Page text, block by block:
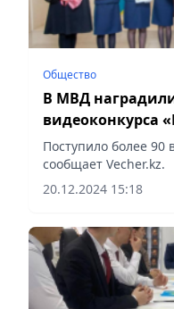
Общество
В МВД
видеоконкурса
Поступило более 90
сообщает Vecher.kz.
20.12.2024 15:18